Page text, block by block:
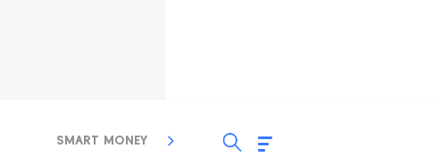
SMART MONEY INSPIRASI BISNIS